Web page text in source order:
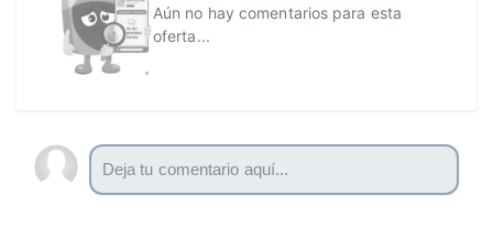
Aún no hay comentarios para esta
oferta...